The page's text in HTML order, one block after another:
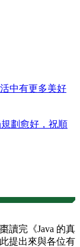
中有更多美好
劃愈好，祝順
讀完《Java 的真
提出來與各位有